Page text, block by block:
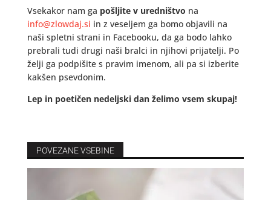
Vsekakor nam ga pošljite v uredništvo na
info@zlowdaj.si in z veseljem ga bomo objavili na
naši spletni strani in Facebooku, da ga bodo lahko
prebrali tudi drugi naši bralci in njihovi prijatelji. Po
želji ga podpišite s pravim imenom, ali pa si izberite
kakšen psevdonim.
Lep in poetičen nedeljski dan želimo vsem skupaj!
POVEZANE VSEBINE